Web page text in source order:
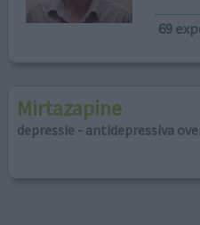
69
Mirtazapine
depressie - antidepressiva